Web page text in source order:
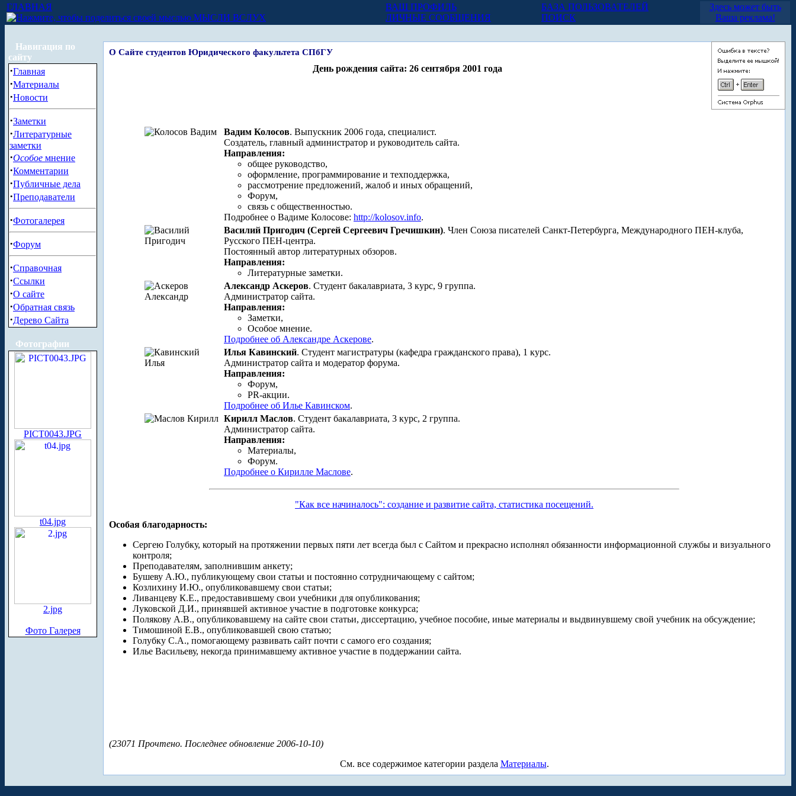
ГЛАВНАЯ
МЫСЛИ ВСЛУХ
ВАШ ПРОФИЛЬ
ЛИЧНЫЕ СООБЩЕНИЯ
БАЗА ПОЛЬЗОВАТЕЛЕЙ
ПОИСК
Здесь может быть
Ваша реклама!
Навигация по
сайту
·Главная
·Материалы
·Новости
·Заметки
·Литературные
заметки
·Особое мнение
·Комментарии
·Публичные дела
·Преподаватели
·Фотогалерея
·Форум
·Справочная
·Ссылки
·О сайте
·Обратная связь
·Дерево Сайта
Фотографии
PICT0043.JPG
t04.jpg
2.jpg
Фото Галерея
О Сайте студентов Юридического факультета СПбГУ
День рождения сайта: 26 сентября 2001 года
Вадим Колосов. Выпускник 2006 года, специалист.
Создатель, главный администратор и руководитель сайта.
Направления:
общее руководство,
оформление, программирование и техподдержка,
рассмотрение предложений, жалоб и иных обращений,
Форум,
связь с общественностью.
Подробнее о Вадиме Колосове: http://kolosov.info.
Василий Пригодич (Сергей Сергеевич Гречишкин). Член Союза писателей Санкт-Петербурга, Международного ПЕН-клуба,
Русского ПЕН-центра.
Постоянный автор литературных обзоров.
Направления:
Литературные заметки.
Александр Аскеров. Студент бакалавриата, 3 курс, 9 группа.
Администратор сайта.
Направления:
Заметки,
Особое мнение.
Подробнее об Александре Аскерове.
Илья Кавинский. Студент магистратуры (кафедра гражданского права), 1 курс.
Администратор сайта и модератор форума.
Направления:
Форум,
PR-акции.
Подробнее об Илье Кавинском.
Кирилл Маслов. Студент бакалавриата, 3 курс, 2 группа.
Администратор сайта.
Направления:
Материалы,
Форум.
Подробнее о Кирилле Маслове.
"Как все начиналось": создание и развитие сайта, статистика посещений.
Особая благодарность:
Сергею Голубку, который на протяжении первых пяти лет всегда был с Сайтом и прекрасно исполнял обязанности информационной службы и визуального
контроля;
Преподавателям, заполнившим анкету;
Бушеву А.Ю., публикующему свои статьи и постоянно сотрудничающему с сайтом;
Козлихину И.Ю., опубликовавшему свои статьи;
Ливанцеву К.Е., предоставившему свои учебники для опубликования;
Луковской Д.И., принявшей активное участие в подготовке конкурса;
Полякову А.В., опубликовавшему на сайте свои статьи, диссертацию, учебное пособие, иные материалы и выдвинувшему свой учебник на обсуждение;
Тимошиной Е.В., опубликовавшей свою статью;
Голубку С.А., помогающему развивать сайт почти с самого его создания;
Илье Васильеву, некогда принимавшему активное участие в поддержании сайта.
(23071 Прочтено. Последнее обновление 2006-10-10)
См. все содержимое категории раздела Материалы.